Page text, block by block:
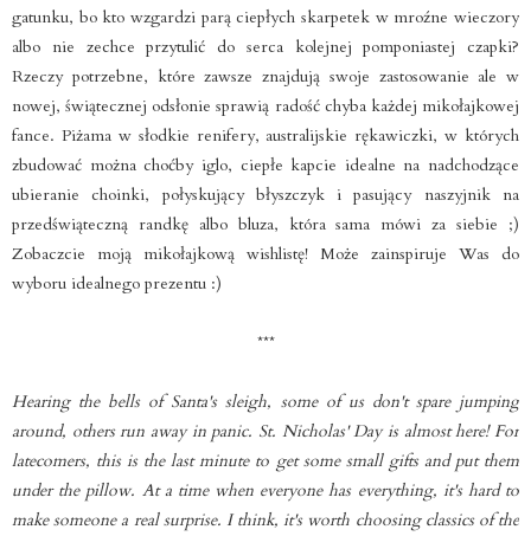
gatunku, bo kto wzgardzi parą ciepłych skarpetek w mroźne wieczory
albo nie zechce przytulić do serca kolejnej pomponiastej czapki?
Rzeczy potrzebne, które zawsze znajdują swoje zastosowanie ale w
nowej, świątecznej odsłonie sprawią radość chyba każdej mikołajkowej
fance. Piżama w słodkie renifery, australijskie rękawiczki, w których
zbudować można choćby iglo, ciepłe kapcie idealne na nadchodzące
ubieranie choinki, połyskujący błyszczyk i pasujący naszyjnik na
przedświąteczną randkę albo bluza, która sama mówi za siebie ;)
Zobaczcie moją mikołajkową wishlistę! Może zainspiruje Was do
wyboru idealnego prezentu :)
***
Hearing the bells of Santa's sleigh, some of us don't spare jumping
around, others run away in panic. St. Nicholas' Day is almost here! For
latecomers, this is the last minute to get some small gifts and put them
under the pillow. At a time when everyone has everything, it's hard to
make someone a real surprise. I think, it's worth choosing classics of the